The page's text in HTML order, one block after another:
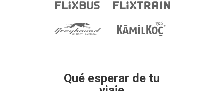
Qué esperar de tu